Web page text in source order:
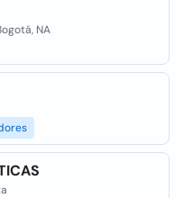
NA